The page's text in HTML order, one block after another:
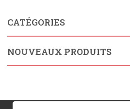
CATÉGORIES
NOUVEAUX PRODUITS